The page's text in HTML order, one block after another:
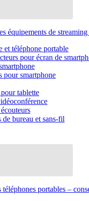
équipements de
et téléphone portable
pour écran de
pour smartphone
tablette
de bureau et sans-fil
téléphones portables –